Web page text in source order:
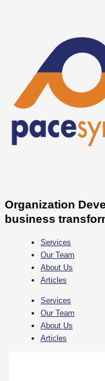
Organization
business
Services
Our Team
About Us
Articles
Services
Our Team
About Us
Articles